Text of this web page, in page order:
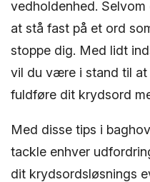
vedholdenhed.
at stå fast på et ord
stoppe dig. Med lidt
vil du være i stand til
fuldføre dit krydsord
Med disse tips i
tackle enhver
dit krydsordsløsnings